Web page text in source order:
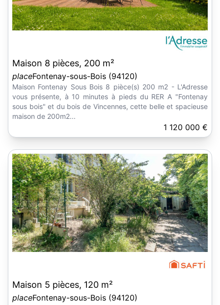
Maison 8 pièces, 200 m²
placeFontenay-sous-Bois (94120)
Maison Fontenay Sous Bois 8 pièce(s) 200 m2 - L'Adresse
vous présente, à 10 minutes à pieds du RER A "Fontenay
sous bois" et du bois de Vincennes, cette belle et spacieuse
maison de 200m2...
1 120 000 €
Maison 5 pièces, 120 m²
placeFontenay-sous-Bois (94120)